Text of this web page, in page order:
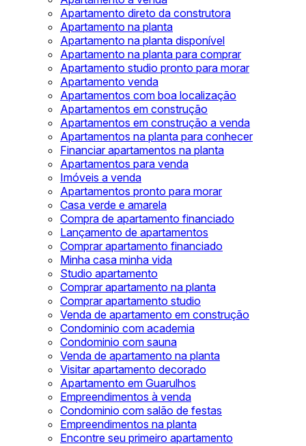
Apartamento direto da construtora
Apartamento na planta
Apartamento na planta disponível
Apartamento na planta para comprar
Apartamento studio pronto para morar
Apartamento venda
Apartamentos com boa localização
Apartamentos em construção
Apartamentos em construção a venda
Apartamentos na planta para conhecer
Financiar apartamentos na planta
Apartamentos para venda
Imóveis a venda
Apartamentos pronto para morar
Casa verde e amarela
Compra de apartamento financiado
Lançamento de apartamentos
Comprar apartamento financiado
Minha casa minha vida
Studio apartamento
Comprar apartamento na planta
Comprar apartamento studio
Venda de apartamento em construção
Condominio com academia
Condominio com sauna
Venda de apartamento na planta
Visitar apartamento decorado
Apartamento em Guarulhos
Empreendimentos à venda
Condominio com salão de festas
Empreendimentos na planta
Encontre seu primeiro apartamento